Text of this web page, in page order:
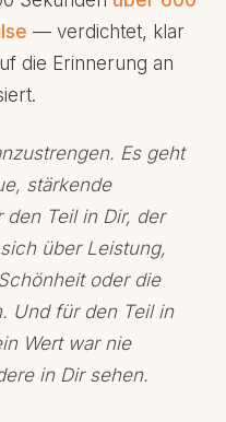
— verdichtet, klar
die Erinnerung an
Es geht
stärkende
den Teil in Dir, der
über Leistung,
oder die
Und für den Teil in
Wert war nie
in Dir sehen.